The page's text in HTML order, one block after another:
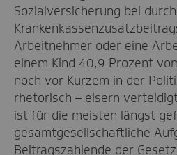
Sozialversicherung bei
Arbeitnehmer oder eine
einem Kind 40,9 Prozent
noch vor Kurzem in der
rhetorisch – eisern
ist für die meisten längst
gesamtgesellschaftliche
Beitragszahlende der